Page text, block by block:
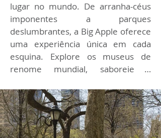
lugar no mundo. De arranha-céus
imponentes a parques
deslumbrantes, a Big Apple oferece
uma experiência única em cada
esquina. Explore os museus de
renome mundial, saboreie a
variados restaurantes, faça
compras nas famosas lojas da
Quinta Avenida e sinta a energia
pulsante das ruas de Manhattan.